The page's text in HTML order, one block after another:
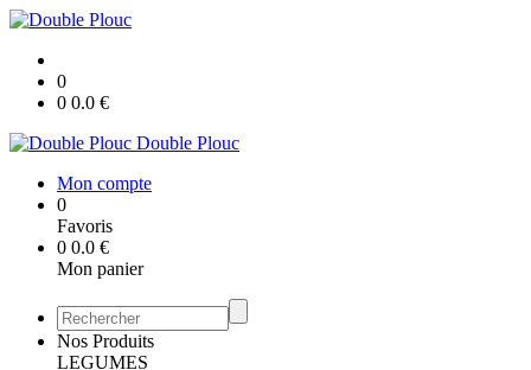
0
0 0.0 €
Double Plouc
Mon compte
0
Favoris
0 0.0 €
Mon panier
Nos Produits
LEGUMES